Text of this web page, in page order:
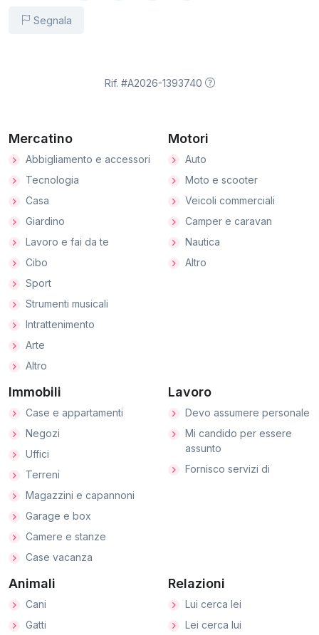
Segnala
Rif. #A2026-1393740
Mercatino
Abbigliamento e accessori
Tecnologia
Casa
Giardino
Lavoro e fai da te
Cibo
Sport
Strumenti musicali
Intrattenimento
Arte
Altro
Motori
Auto
Moto e scooter
Veicoli commerciali
Camper e caravan
Nautica
Altro
Immobili
Case e appartamenti
Negozi
Uffici
Terreni
Magazzini e capannoni
Garage e box
Camere e stanze
Case vacanza
Lavoro
Devo assumere personale
Mi candido per essere
assunto
Fornisco servizi di
Animali
Cani
Gatti
Relazioni
Lui cerca lei
Lei cerca lui